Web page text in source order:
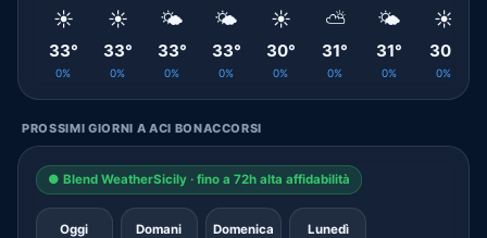
☀️
33°
0%
☀️
33°
0%
🌤️
33°
0%
🌤️
33°
0%
☀️
30°
0%
⛅
31°
0%
🌤️
31°
0%
☀️
30°
0%
PROSSIMI GIORNI A ACI BONACCORSI
● Blend WeatherSicily · fino a 72h alta affidabilità
Oggi Domani Domenica Lunedì